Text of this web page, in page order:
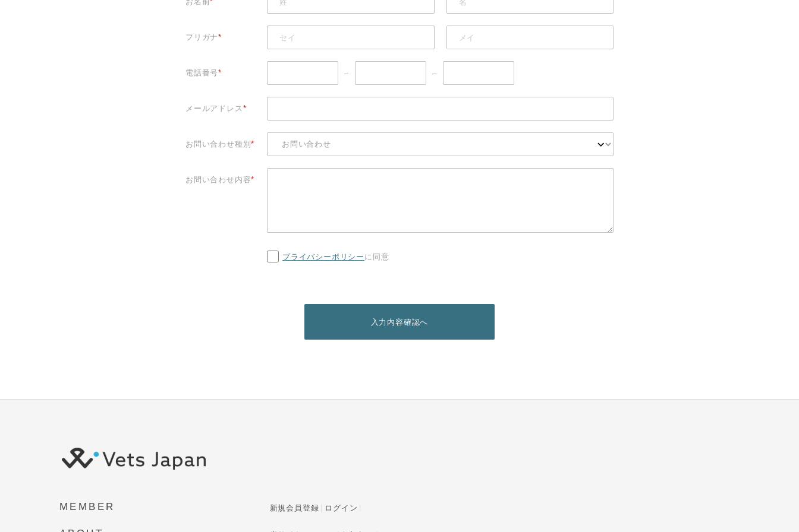
フリガナ*
電話番号* – –
メールアドレス *
お問い合わせ種別*
お問い合わせ内容*
プライバシーポリシー に同意
入力内容確認へ
MEMBER 新規会員登録 ログイン